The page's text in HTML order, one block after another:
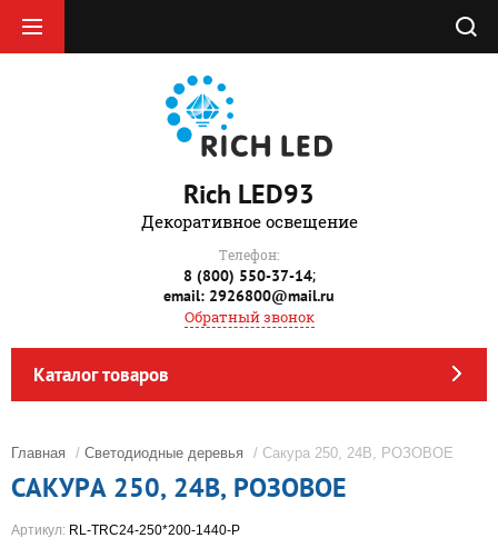
Rich LED93
Декоративное освещение
Телефон:
8 (800) 550-37-14;
email: 2926800@mail.ru
Обратный звонок
Каталог товаров
Главная / Светодиодные деревья / Сакура 250, 24В, РОЗОВОЕ
САКУРА 250, 24В, РОЗОВОЕ
Артикул: RL-TRC24-250*200-1440-P